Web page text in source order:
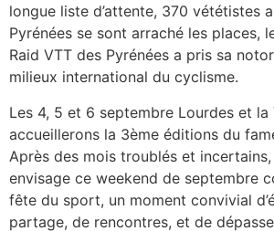
longue liste d’attente, 370 vététistes
Pyrénées se sont arraché les places,
Raid VTT des Pyrénées a pris sa
milieux international du cyclisme.
Les 4, 5 et 6 septembre Lourdes et la
accueillerons la 3ème éditions du
Après des mois troublés et
envisage ce weekend de septembre
fête du sport, un moment convivial
partage, de rencontres, et de